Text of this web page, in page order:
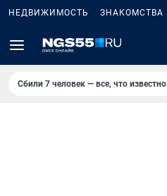
НЕДВИЖИМОСТЬ ЗНАКОМСТВА
Сбили 7 человек — все, что известно